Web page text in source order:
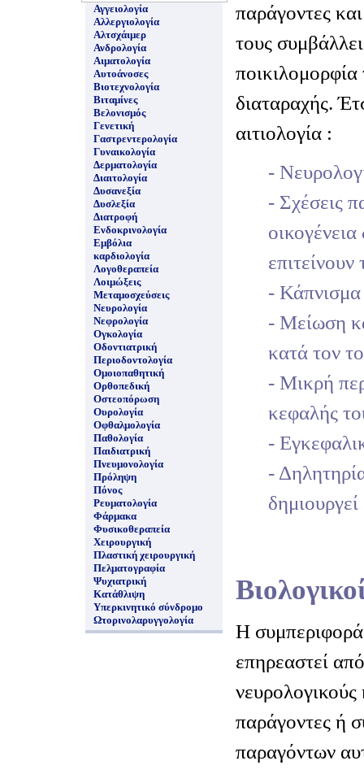
Αγγειολογία
Αλλεργιολογία
Αλτσχάιμερ
Ανδρολογία
Αιματολογία
Αυτοάνοσες
Βιοτεχνολογία
Βιταμίνες
Βελονισμός
Γενετική
Γαστρεντερολογία
Γυναικολογία
Δερματολογία
Διαιτολογία
Δυσανεξία
Δυσλεξία
Διατροφή
Ενδοκρινολογία
Εμβόλια
καρδιολογία
Λογοθεραπεία
Λοιμώξεις
Μεταμοσχεύσεις
Νευρολογία
Νεφρολογία
Ογκολογία
Οδοντιατρική
Περιοδοντολογία
Ομοιοπαθητική
Ορθοπεδική
Οστεοπόρωση
Ουρολογία
Οφθαλμολογία
Παθολογία
Παιδιατρική
Πνευμονολογία
Πρόληψη
Πόνος
Ρευματολογία
Φάρμακα
Φυσικοθεραπεία
Χειρουργική
Πλαστική χειρουργική
Πελματογραφία
Ψυχιατρική
Κατάθλιψη
Υπερκινητικό σύνδρομο
Ωτορινολαρυγγολογία
παράγοντες
τους
διαταραχής.
αιτιολογία :
-
- Σχέσεις
-
- Μείωση
κατά τον
- Μικρή
κεφαλής
-
-
Η
επηρεαστεί
νευρολογικούς
παράγοντες ή
παραγόντων